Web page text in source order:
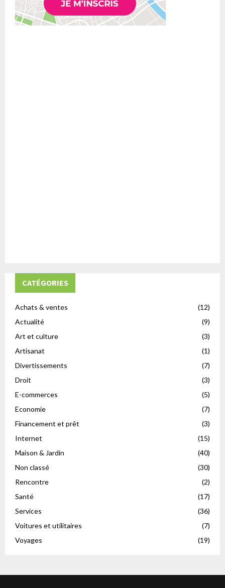
CATÉGORIES
Achats & ventes
(12)
Actualité
(9)
Art et culture
(3)
Artisanat
(1)
Divertissements
(7)
Droit
(3)
E-commerces
(5)
Economie
(7)
Financement et prêt
(3)
Internet
(15)
Maison & Jardin
(40)
Non classé
(30)
Rencontre
(2)
Santé
(17)
Services
(36)
Voitures et utilitaires
(7)
Voyages
(19)